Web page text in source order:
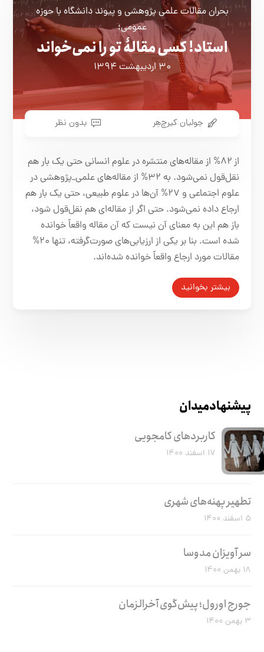
بحران مقالات علمی پژوهشی و پیوند دانشگاه با حوزه
عمومی؛
استاد! کسی مقالۀ تو را نمی‌خواند
۳۰ اردیبهشت ۱۳۹۴
جولیان کیرچ‌هِر بدون نظر
از ۸۲% از مقاله‌های منتشره در علوم انسانی حتی یک بار هم
نقل‌قول نمی‌شود. به ۳۲% از مقاله‌های علمی_پژوهشی در
علوم اجتماعی و ۲۷% آن‌ها در علوم طبیعی، حتی یک بار هم
ارجاع داده نمی‌شود. حتی اگر از مقاله‌ای هم نقل‌قول شود،
باز هم این به معنای آن نیست که آن مقاله واقعاً خوانده
شده است. بنا بر یکی از ارزیابی‌های صورت‌گرفته، تنها ۲۰%
مقالات مورد ارجاع واقعاً خوانده شده‌اند.
بیشتر بخوانید
پیشنهاد میدان
کاربرد‌های کامجویی
۱۷ اسفند ۱۴۰۰
تطهیر پهنه‌های شهری
۵ اسفند ۱۴۰۰
سر آویزان مدوسا
۱۸ بهمن ۱۴۰۰
جورج اورول؛ پیش‌گوی آخرالزمان
۳ بهمن ۱۴۰۰